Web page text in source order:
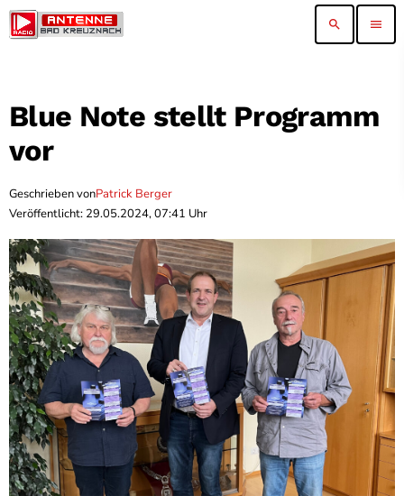
search menu
Blue Note stellt Programm
vor
Geschrieben vonPatrick Berger
Veröffentlicht: 29.05.2024, 07:41 Uhr